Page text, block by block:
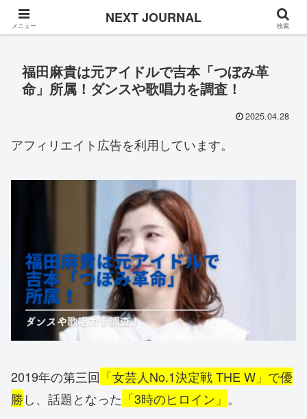
Once in a while
福田麻貴は元アイドルで吉本「つぼみ革
命」所属！ダンスや歌唱力を調査！
2025.04.28
アフィリエイト広告を利用しています。
2019年の第三回 「女芸人No.1決定戦 THE W」で優
勝し、話題となった 「3時のヒロイン」 。
メニュー NEXT JOURNAL 検索